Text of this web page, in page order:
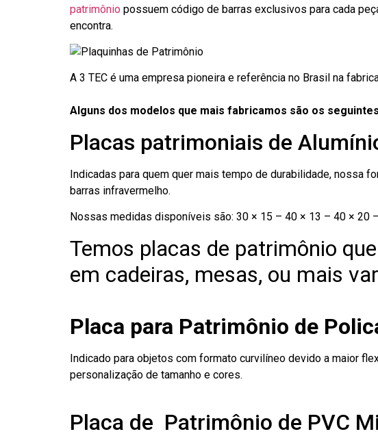
patrimônio possuem código de barras exclusivos para cada
encontra.
A 3 TEC é uma empresa pioneira e referência no Brasil na
Alguns dos modelos que mais fabricamos são os
Placas patrimoniais de
Indicadas para quem quer mais tempo de durabilidade, nossa
barras infravermelho.
Nossas medidas disponíveis são: 30 × 15 – 40 × 13 – 40 × 20
Temos placas de patrimônio
em cadeiras, mesas, ou mais
Placa para Patrimônio de
Indicado para objetos com formato curvilíneo devido a maior
personalização de tamanho e cores.
Placa de Patrimônio de PVC